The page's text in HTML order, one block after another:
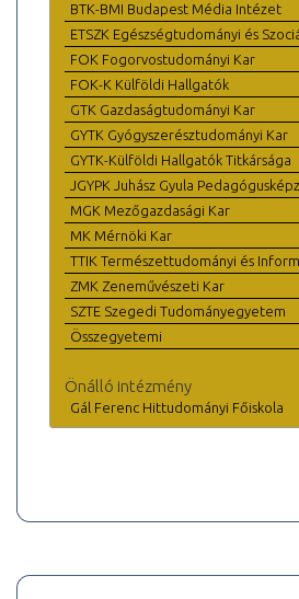
BTK-BMI Budapest Média Intézet
ETSZK Egészségtudományi és
FOK Fogorvostudományi Kar
FOK-K Külföldi Hallgatók
GTK Gazdaságtudományi Kar
GYTK Gyógyszerésztudományi Kar
GYTK-Külföldi Hallgatók Titkársága
JGYPK Juhász Gyula
MGK Mezőgazdasági Kar
MK Mérnöki Kar
TTIK Természettudományi és
ZMK Zeneművészeti Kar
SZTE Szegedi Tudományegyetem
Összegyetemi
Önálló intézmény
Gál Ferenc Hittudományi Főiskola